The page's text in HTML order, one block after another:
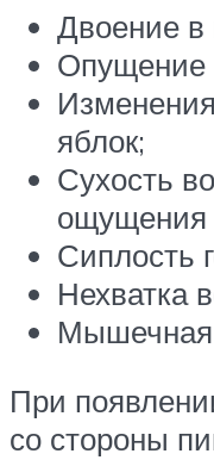
Двоение в
Опущение
яблок;
Сухость
ощущения
Сиплость
Нехватка
Мышечная
При
со стороны